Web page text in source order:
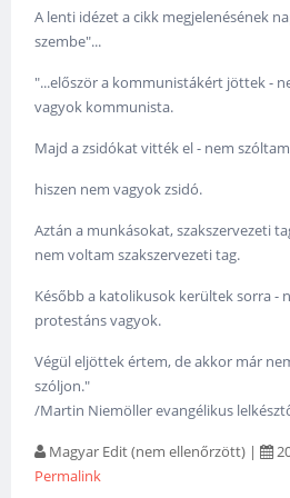
A lenti idézet a cikk megjelenésének
szembe"...
‎"...először a kommunistákért jöttek -
vagyok kommunista.
Majd a zsidókat vitték el - nem
hiszen nem vagyok zsidó.
Aztán a munkásokat, szakszervezeti
nem voltam szakszervezeti tag.
Később a katolikusok kerültek sorra -
protestáns vagyok.
Végül eljöttek értem, de akkor már
szóljon."
/Martin Niemöller evangélikus
Magyar Edit (nem ellenőrzött) |
Permalink